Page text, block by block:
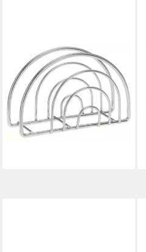
KOOPMAN
Serviettenhalter JERRY,
Silbergrau, Metall, B 14 x H 9
x T 4 cm, Metall
13,99 €
lieferbar - in 2-3 Werktagen bei dir